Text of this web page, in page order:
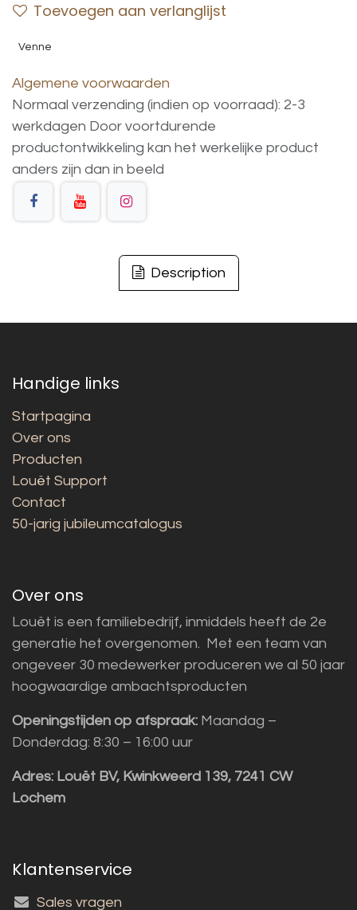
Toevoegen aan verlanglijst
Venne
Algemene voorwaarden
Normaal verzending (indien op voorraad): 2-3
werkdagen Door voortdurende
productontwikkeling kan het werkelijke product
anders zijn dan in beeld
Description
Handige links
Startpagina
Over ons
Producten
Louët Support
Contact
50-jarig jubileumcatalogus
Over ons
Louët is een familiebedrijf, inmiddels heeft de 2e
generatie het overgenomen. Met een team van
ongeveer 30 medewerker produceren we al 50 jaar
hoogwaardige ambachtsproducten
Openingstijden op afspraak: Maandag –
Donderdag: 8:30 – 16:00 uur
Adres: Louët BV, Kwinkweerd 139, 7241 CW
Lochem
Klantenservice
Sales vragen